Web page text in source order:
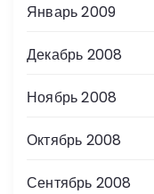
Январь 2009
Декабрь 2008
Ноябрь 2008
Октябрь 2008
Сентябрь 2008